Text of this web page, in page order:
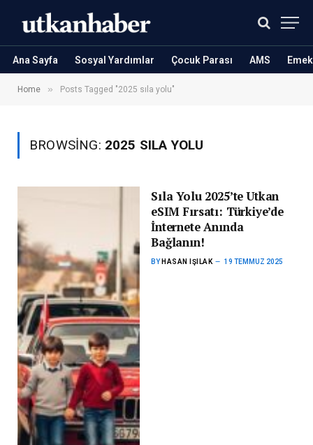
Ana Sayfa Sosyal Yardımlar Çocuk Parası AMS
Home » Posts Tagged "2025 sıla yolu"
BROWSING: 2025 SILA YOLU
Sıla Yolu 2025’te Utkan
eSIM Fırsatı: Türkiye’de
İnternete Anında
Bağlanın!
BY HASAN IŞILAK 19 TEMMUZ 2025